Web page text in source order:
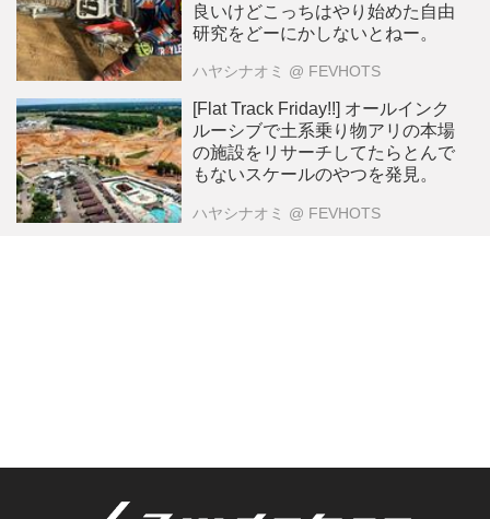
良いけどこっちはやり始めた自由
研究をどーにかしないとねー。
ハヤシナオミ @ FEVHOTS
[Flat Track Friday!!] オールインク
ルーシブで土系乗り物アリの本場
の施設をリサーチしてたらとんで
もないスケールのやつを発見。
ハヤシナオミ @ FEVHOTS